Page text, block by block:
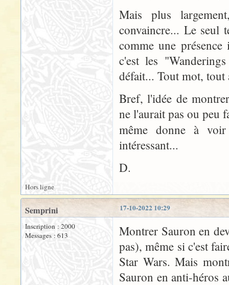
Mais plus
convaincre... Le seul
comme une
c'est les
défait... Tout mot, tout
Bref, l'idée de
ne l'aurait pas ou peu
même donne à
intéressant...
D.
Hors ligne
17-10-2022 10:29
Semprini
Inscription : 2000
Messages : 613
Montrer Sauron en
pas), même si c'est
Star Wars. Mais
Sauron en anti-héros